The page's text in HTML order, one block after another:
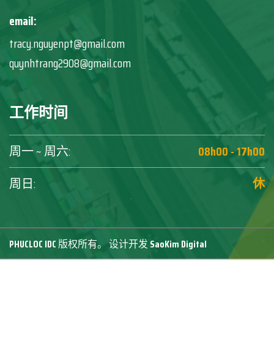
email:
tracy.nguyenpt@gmail.com
quynhtrang2908@gmail.com
工作时间
周一 ~ 周六:
08h00 - 17h00
周日:
休
PHUCLOC IDC版权所有。 设计开发SaoKim Digital